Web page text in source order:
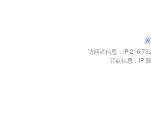
访问者信息：IP
节点信息：IP